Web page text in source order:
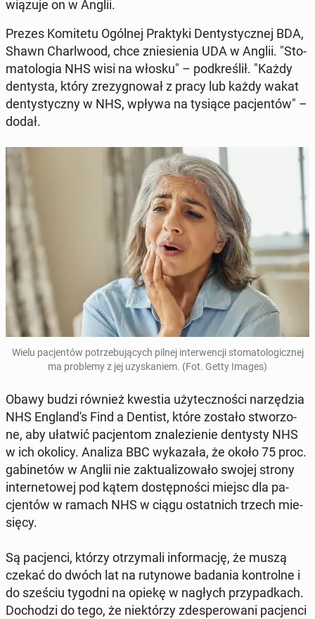
wią­zu­je on w Anglii.
Prezes Ko­mi­te­tu Ogólnej Prak­ty­ki Den­ty­stycz­nej BDA,
Shawn Charl­wo­od, chce znie­sie­nia UDA w Anglii. "Sto­
ma­to­lo­gia NHS wisi na włosku" – pod­kre­ślił. "Każdy
den­ty­sta, który zre­zy­gno­wał z pracy lub każdy wakat
den­ty­stycz­ny w NHS, wpływa na tysiące pa­cjen­tów" –
dodał.
Wielu pa­cjen­tów po­trze­bu­ją­cych pilnej in­ter­wen­cji sto­ma­to­lo­gicz­nej
ma pro­ble­my z jej uzy­ska­niem. (Fot. Getty Images)
Obawy budzi również kwestia uży­tecz­no­ści na­rzę­dzia
NHS En­glan­d's Find a Dentist, które zostało stwo­rzo­
ne, aby ułatwić pa­cjen­tom zna­le­zie­nie den­ty­sty NHS
w ich okolicy. Analiza BBC wy­ka­za­ła, że około 75 proc.
ga­bi­ne­tów w Anglii nie zak­tu­ali­zo­wa­ło swojej strony
in­ter­ne­to­wej pod kątem do­stęp­no­ści miejsc dla pa­
cjen­tów w ramach NHS w ciągu ostat­nich trzech mie­
się­cy.
Są pa­cjen­ci, którzy otrzy­ma­li in­for­ma­cję, że muszą
czekać do dwóch lat na ru­ty­no­we badania kon­tro­l­ne i
do sześciu tygodni na opiekę w nagłych przy­pad­kach.
Do­cho­dzi do tego, że nie­któ­rzy zde­spe­ro­wa­ni pa­cjen­ci